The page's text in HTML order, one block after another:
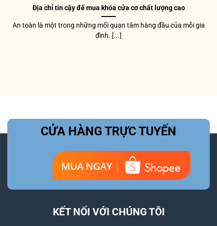
Địa chỉ tin cậy để mua khóa cửa cơ chất lượng cao
An toàn là một trong những mối quan tâm hàng đầu của mỗi gia
đình. [...]
CỬA HÀNG TRỰC TUYẾN
KẾT NỐI VỚI CHÚNG TÔI